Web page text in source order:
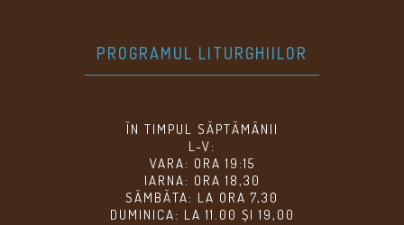
PROGRAMUL LITURGHIILOR
ÎN TIMPUL SĂPTĂMÂNII
L-V:
VARA: ORA 19:15
IARNA: ORA 18,30
SÂMBĂTA: LA ORA 7,30
DUMINICA: LA 11.00 ȘI 19,00